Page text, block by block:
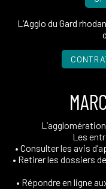
L’Agglo du Gard
Les
• Consulter les avis
• Retirer les dossiers
• Répondre en ligne